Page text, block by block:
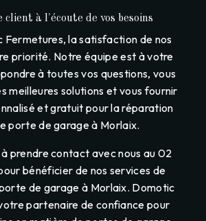
client à l'écoute de vos besoins
Fermetures, la satisfaction de nos
priorité. Notre équipe est à votre
à toutes vos questions, vous
meilleures solutions et vous fournir
et gratuit pour la réparation
porte de garage à Morlaix.
prendre contact avec nous au 02
bénéficier de nos services de
de garage à Morlaix. Domotic
partenaire de confiance pour